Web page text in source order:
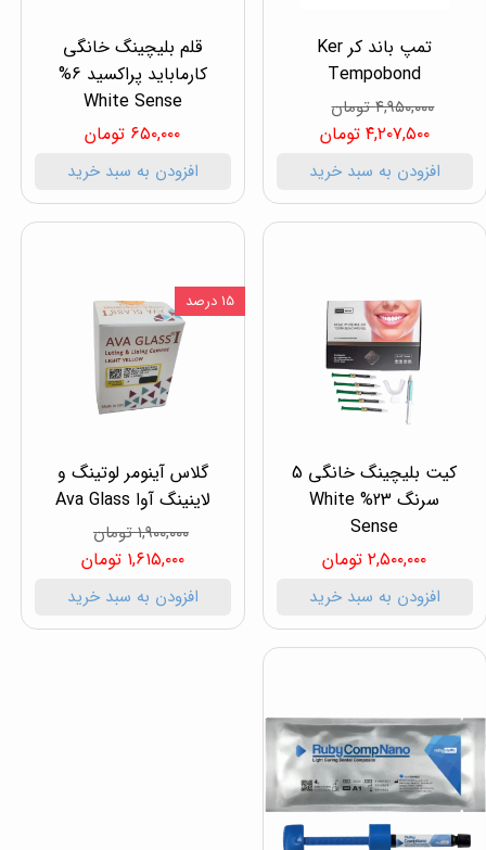
تمپ باند کر Ker
Tempobond
۴,۹۵۰,۰۰۰ تومان
۴,۲۰۷,۵۰۰ تومان
افزودن به سبد خرید
قلم بلیچینگ خانگی
کارماباید پراکسید 6%
White Sense
۶۵۰,۰۰۰ تومان
افزودن به سبد خرید
کیت بلیچینگ خانگی 5
سرنگ 23% White
Sense
۲,۵۰۰,۰۰۰ تومان
افزودن به سبد خرید
گلاس آینومر لوتینگ و
لاینینگ آوا Ava Glass
۱,۹۰۰,۰۰۰ تومان
۱,۶۱۵,۰۰۰ تومان
افزودن به سبد خرید
۱۵ درصد